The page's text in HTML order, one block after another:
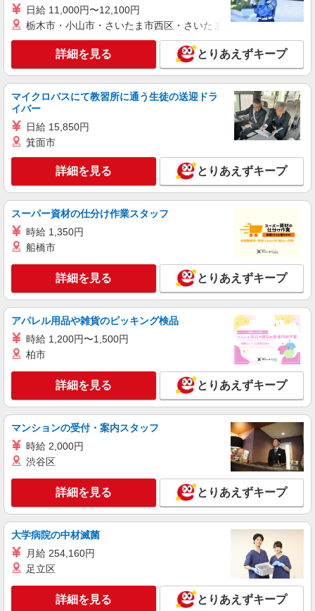
者研修 ・介護福祉士 など
お迎え時間に合わせたシフトもOK＊主婦活躍
中◎サ高住STAFF
時給1550円〜2312円 ＜交通費全支給(ガソリ
ン代含む)＞
町田市
詳細を見る
職業紹介
株式会社kotrio /●YK-S-2008215
*古淵駅の就労支援施設＊未経験でも月給24万
円スタート！
【正社員】月給240,000〜400,000円 ・基本
給：200,000円〜220,000円 ・資格手当：10,000〜
30,000円 ・役職手当：10,000〜70,000円 ・処遇改
善手当：20,000〜60,000円（勤続年数、保有資格
により変動） ・固定残業手当：20,000円（10時
間） ※固定残業時間を超過する場合には超過勤務
手当として別途支給 下記資格をお持ちの方歓迎 ・
認知症介護基礎研修 ・初任者研修 ・実務者研修
・介護福祉士 など
キープ 詳細を見る
町田駅＊働きやすさで選ぶならココ！障がいデ
イSTAFF/17時定時
時給1600円〜2250円 ＜日払い有/週払い有/交
通費全支給(ガソリン代含む)＞
町田市原町田近く【最寄り駅：町田駅】
キープ 詳細を見る
派遣社員
株式会社kotrio /●YK-H-1955629
黒川駅｜未経験でも簡単！障がい者デイで軽作
業サポート＆ケア
時給1600円〜2250円 ＜日払い有/週払い有/交
通費全支給(ガソリン代含む)＞
詳細を見る
日給 11,000円〜12,100円
栃木市・小山市・さいたま市西区・さいたま市岩槻区・久喜市・
詳細を見る とりあえずキープ
マイクロバスにて教習所に通う生徒の送迎ドラ
イバー
日給 15,850円
箕面市
詳細を見る とりあえずキープ
スーパー資材の仕分け作業スタッフ
時給 1,350円
船橋市
詳細を見る とりあえずキープ
アパレル用品や雑貨のピッキング検品
時給 1,200円〜1,500円
柏市
詳細を見る とりあえずキープ
マンションの受付・案内スタッフ
時給 2,000円
渋谷区
詳細を見る とりあえずキープ
大学病院の中材滅菌
月給 254,160円
足立区
詳細を見る とりあえずキープ